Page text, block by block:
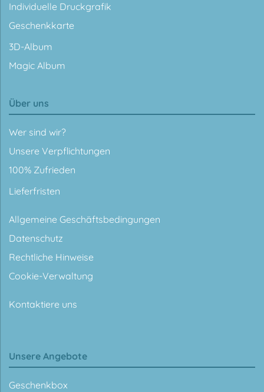
Individuelle Druckgrafik
Geschenkkarte
3D-Album
Magic Album
Über uns
Wer sind wir?
Unsere Verpflichtungen
100% Zufrieden
Lieferfristen
Allgemeine Geschäftsbedingungen
Datenschutz
Rechtliche Hinweise
Cookie-Verwaltung
Kontaktiere uns
Unsere Angebote
Geschenkbox